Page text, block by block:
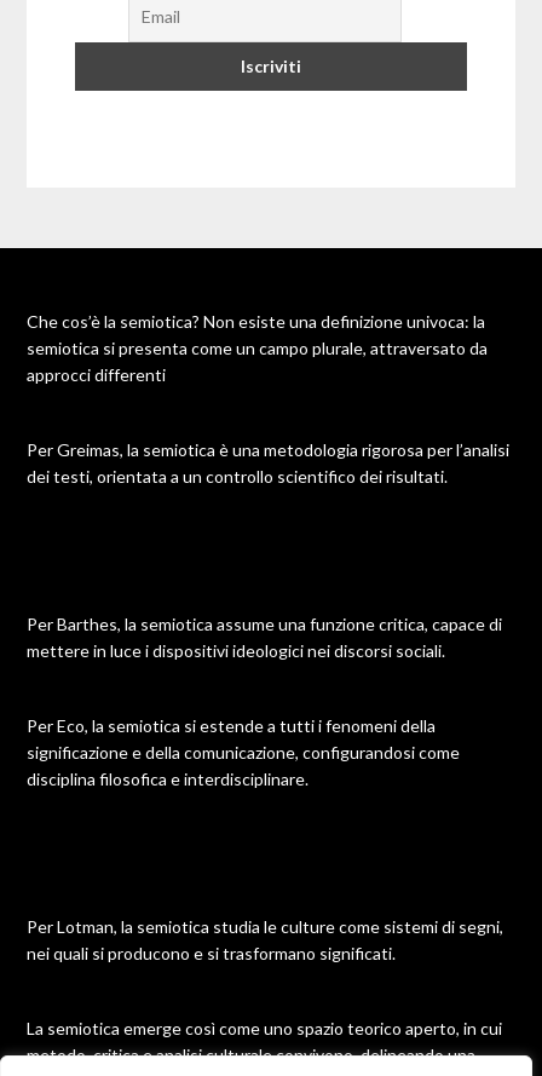
Che cos’è la semiotica? Non esiste una definizione univoca: la
semiotica si presenta come un campo plurale, attraversato da
approcci differenti
Per Greimas, la semiotica è una metodologia rigorosa per l’analisi
dei testi, orientata a un controllo scientifico dei risultati.
Per Barthes, la semiotica assume una funzione critica, capace di
mettere in luce i dispositivi ideologici nei discorsi sociali.
Per Eco, la semiotica si estende a tutti i fenomeni della
significazione e della comunicazione, configurandosi come
disciplina filosofica e interdisciplinare.
Per Lotman, la semiotica studia le culture come sistemi di segni,
nei quali si producono e si trasformano significati.
La semiotica emerge così come uno spazio teorico aperto, in cui
metodo, critica e analisi culturale convivono, delineando una